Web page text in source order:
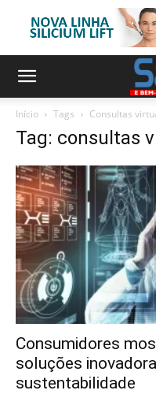
Início Tags Consultas
Tag: consultas
Consumidores
soluções
sustentabilidade